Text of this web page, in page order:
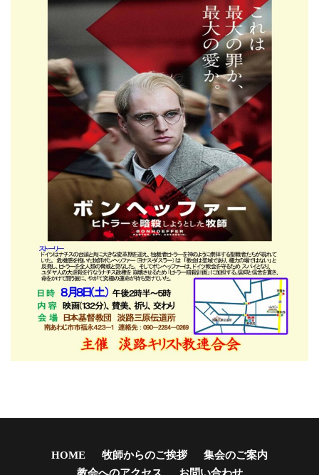
HOME 牧師からのご挨拶
集会のご案内
教会へのアクセス
お問い合わせ